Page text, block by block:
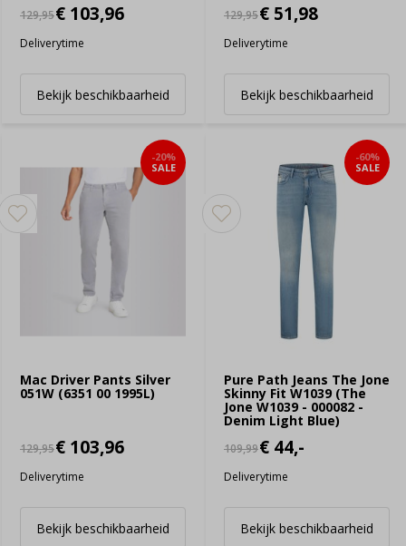
129,95€ 103,96
Deliverytime
Bekijk beschikbaarheid
129,95€ 51,98
Deliverytime
Bekijk beschikbaarheid
Mac Driver Pants Silver
051W (6351 00 1995L)
-20%
SALE
129,95€ 103,96
Deliverytime
Bekijk beschikbaarheid
Pure Path Jeans The Jone
Skinny Fit W1039 (The
Jone W1039 - 000082 -
Denim Light Blue)
-60%
SALE
109,99€ 44,-
Deliverytime
Bekijk beschikbaarheid